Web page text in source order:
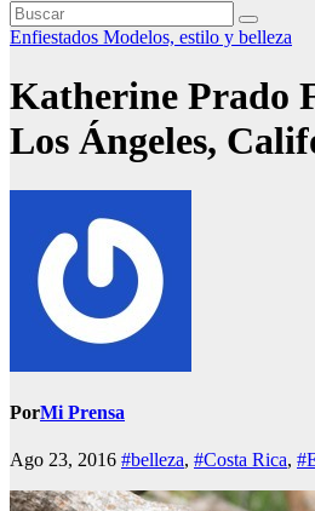
Enfiestados Modelos, estilo y belleza
Katherine Prado
Los Ángeles,
PorMi Prensa
Ago 23, 2016 #belleza, #Costa Rica,